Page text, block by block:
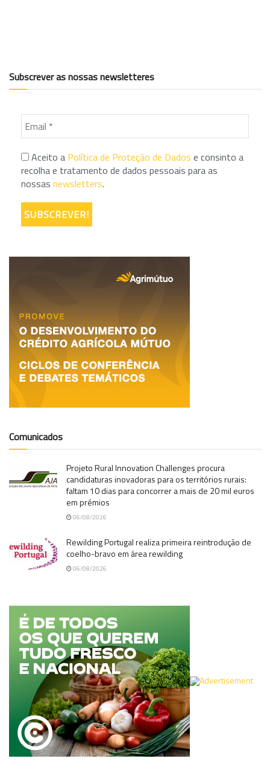
Subscrever as nossas newsletteres
Aceito a Política de Proteção de Dados e consinto a
recolha e tratamento de dados pessoais para as
nossas newsletters.
Comunicados
Projeto Rural Innovation Challenges procura
candidaturas inovadoras para os territórios rurais:
faltam 10 dias para concorrer a mais de 20 mil euros
em prémios
06/08/2026
Rewilding Portugal realiza primeira reintrodução de
coelho-bravo em área rewilding
06/08/2026